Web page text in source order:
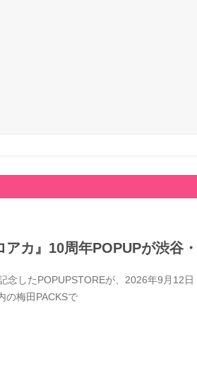
カ』10周年POPUPが渋谷
したPOPUPSTOREが、2026年9月12
の梅田PACKSで